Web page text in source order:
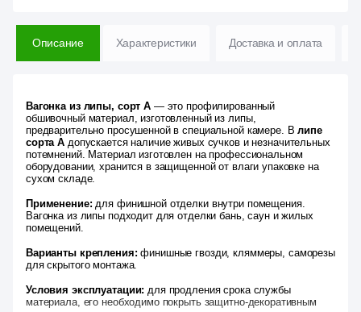
Описание Характеристики Доставка и оплата
Вагонка из липы, сорт А — это профилированный
обшивочный материал, изготовленный из липы,
предварительно просушенной в специальной камере. Влипе
сорта А допускается наличие живых сучков и незначительных
потемнений. Материал изготовлен на профессиональном
оборудовании, хранится в защищенной от влаги упаковке на
сухом складе.
Применение: для финишной отделки внутри помещения.
Вагонка из липы подходит для отделки бань, саун и жилых
помещений.
Варианты крепления: финишные гвозди, кляммеры, саморезы
для скрытого монтажа.
Условия эксплуатации:для продления срока службы
материала, его необходимо покрыть защитно-декоративным